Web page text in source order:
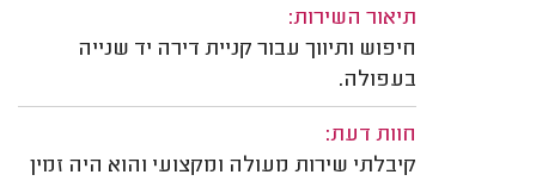
תיאור השירות:
חיפוש ותיווך עבור קניית דירה יד שנייה
בעפולה.
חוות דעת:
קיבלתי שירות מעולה ומקצועי והוא היה זמין